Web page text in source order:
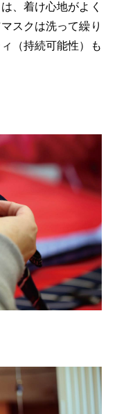
、着け心地がよく
スクは洗って繰り
（持続可能性）も